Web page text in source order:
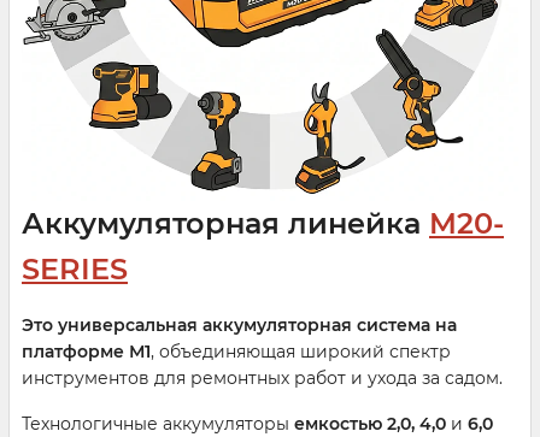
Аккумуляторная линейка M20-
SERIES
Это универсальная аккумуляторная система на
платформе М1, объединяющая широкий спектр
инструментов для ремонтных работ и ухода за садом.
Технологичные аккумуляторы емкостью 2,0, 4,0 и 6,0